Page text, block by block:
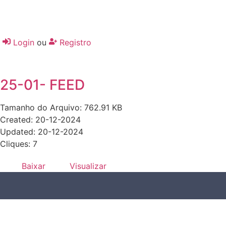
Login ou Registro
25-01- FEED
Tamanho do Arquivo: 762.91 KB
Created: 20-12-2024
Updated: 20-12-2024
Cliques: 7
Baixar Visualizar